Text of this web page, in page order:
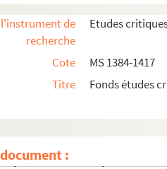
de
recherche
Etudes
Cote
MS 1384-1417
Titre
Fonds études
:
Cartellieri, Die Politik der
Charasson, Un curé plébein au
et Maere, Recueil des
Frensdorff, Berichte des Darms von.
Boyé, Le butin de Nancy